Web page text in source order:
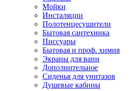
Мойки
Инсталяции
Полотенцесушители
Бытовая сантехника
Писсуары
Бытовая и проф. химия
Экраны для ванн
Дополнительное
Сиденья для унитазов
Душевые кабины